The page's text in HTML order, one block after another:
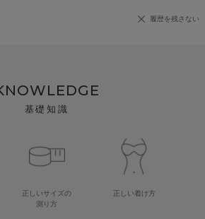
履歴を残さない
基礎知識
正しいサイズの
測り方
正しい着け方